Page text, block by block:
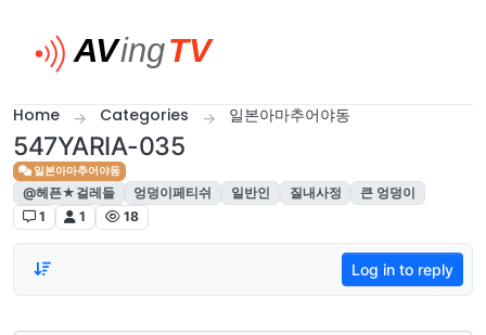
Home Categories 일본아마추어야동
547YARIA-035
일본아마추어야동
@헤픈★걸레들 엉덩이페티쉬 일반인 질내사정
큰 엉덩이
1
1 18
Log in to reply